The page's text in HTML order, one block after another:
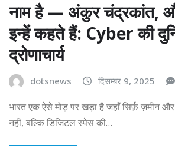
नाम है — अंकुर चंद्रकांत,
इन्हें कहते हैं: Cyber की
द्रोणाचार्य
dotsnews दिसम्बर 9, 2025
भारत एक ऐसे मोड़ पर खड़ा है जहाँ सिर्फ़ ज़मीन
नहीं, बल्कि डिजिटल स्पेस की…